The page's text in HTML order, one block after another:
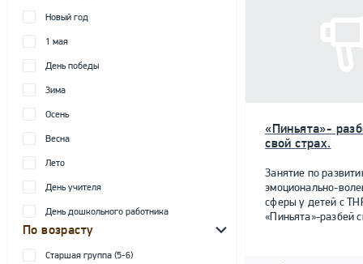
Новый год
1 мая
День победы
Зима
Осень
Весна
Лето
День учителя
День дошкольного работника
По возрасту
Старшая группа (5-6)
«Пиньята»-
свой страх.
Занятие по
эмоционально-
сферы у детей с
«Пиньята»-разбей